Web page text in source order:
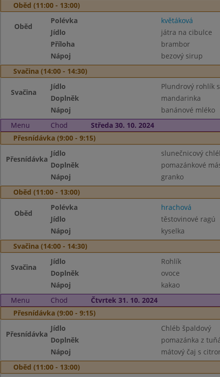
Oběd (11:00 - 13:00)
Oběd
Polévka
květáková
Jídlo
játra na cibulce
Příloha
brambor
Nápoj
bezový sirup
Svačina (14:00 - 14:30)
Svačina
Jídlo
Plundrový rohlík
Doplněk
mandarinka
Nápoj
banánové mléko
Menu
Chod
Středa 30. 10. 2024
Přesnídávka (9:00 - 9:15)
Přesnídávka
Jídlo
slunečnicový
Doplněk
pomazánkové
Nápoj
granko
Oběd (11:00 - 13:00)
Oběd
Polévka
hrachová
Jídlo
těstovinové ragú
Nápoj
kyselka
Svačina (14:00 - 14:30)
Svačina
Jídlo
Rohlík
Doplněk
ovoce
Nápoj
kakao
Menu
Chod
Čtvrtek 31. 10. 2024
Přesnídávka (9:00 - 9:15)
Přesnídávka
Jídlo
Chléb špaldový
Doplněk
pomazánka z
Nápoj
mátový čaj s
Oběd (11:00 - 13:00)